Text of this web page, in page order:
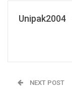
Unipak2004
NEXT POST